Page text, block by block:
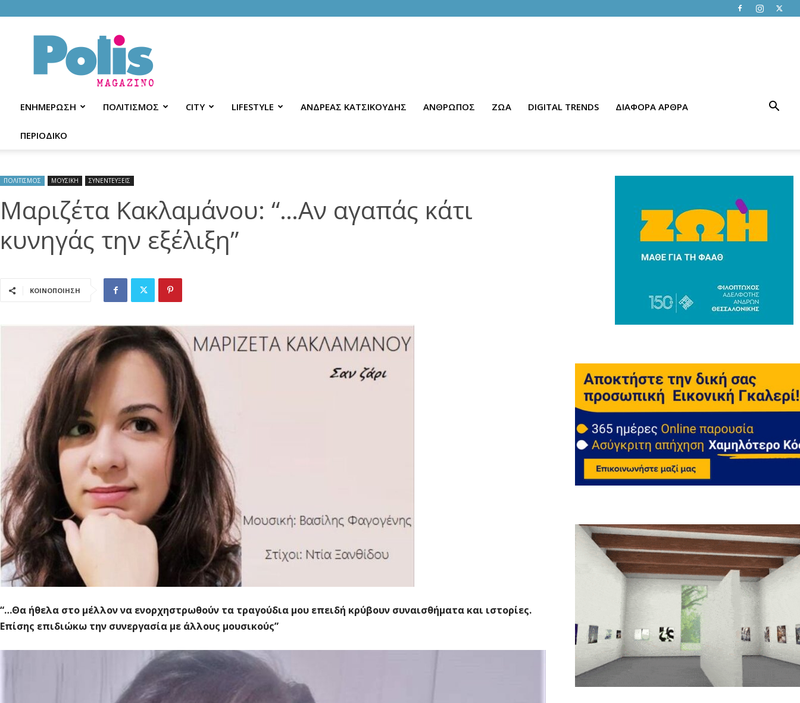
Polis
Magazino
ΕΝΗΜΕΡΩΣΗ ΠΟΛΙΤΙΣΜΟΣ CITY LIFESTYLE ΑΝΔΡΕΑΣ ΚΑΤΣΙΚΟΥΔΗΣ ΑΝΘΡΩΠΟΣ ΖΩΑ DIGITAL TRENDS ΔΙΑΦΟΡΑ ΑΡΘΡΑ
ΠΕΡΙΟΔΙΚΟ
ΠΟΛΙΤΙΣΜΟΣ ΜΟΥΣΙΚΗ ΣΥΝΕΝΤΕΥΞΕΙΣ
Μαριζέτα Κακλαμάνου: “…Αν αγαπάς κάτι
κυνηγάς την εξέλιξη”
ΚΟΙΝΟΠΟΙΗΣΗ
“…Θα ήθελα στο μέλλον να ενορχηστρωθούν τα τραγούδια μου επειδή κρύβουν συναισθήματα και ιστορίες.
Επίσης επιδιώκω την συνεργασία με άλλους μουσικούς”